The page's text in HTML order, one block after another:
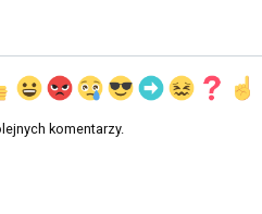
komentarzy.